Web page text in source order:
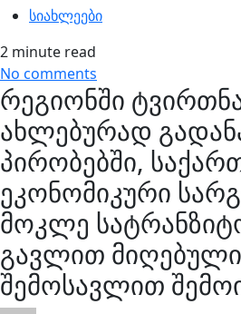
სიახლეები
2 minute read
No comments
რეგიონში
ახლებურად
პირობებში,
ეკონომიკური
მოკლე
გავლით მიღებული
შემოსავლით